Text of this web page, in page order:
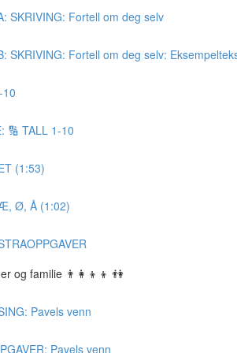
SKRIVING: Fortell om deg selv
SKRIVING: Fortell om deg selv:
10
🔢 TALL 1-10
(1:53)
Ø, Å (1:02)
og familie 👨‍👩‍👦‍👦 👫
Pavels venn
Pavels venn